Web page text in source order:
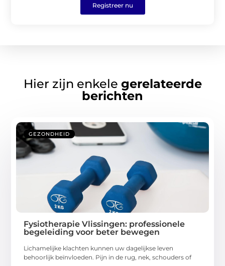
Registreer nu
Hier zijn enkele gerelateerde
berichten
GEZONDHEID
Fysiotherapie Vlissingen: professionele
begeleiding voor beter bewegen
Lichamelijke klachten kunnen uw dagelijkse leven
behoorlijk beïnvloeden. Pijn in de rug, nek, schouders of